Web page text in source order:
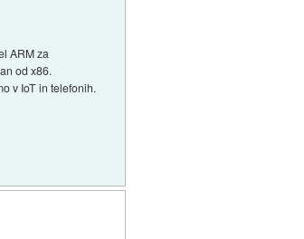
ARM za
od x86.
v IoT in telefonih.